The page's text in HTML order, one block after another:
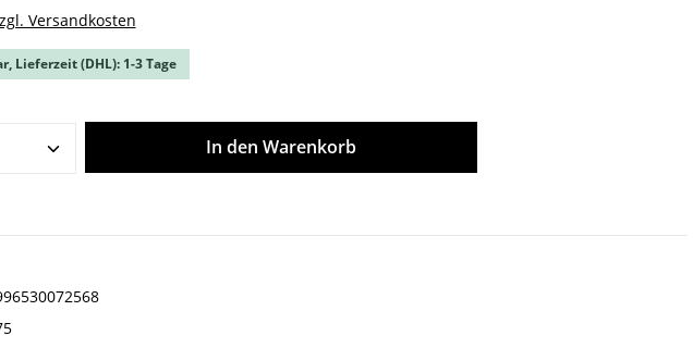
Versandkosten
Lieferzeit (DHL): 1-3 Tage
Gib den gewünschten Wert ein oder benutze die
In den Warenkorb